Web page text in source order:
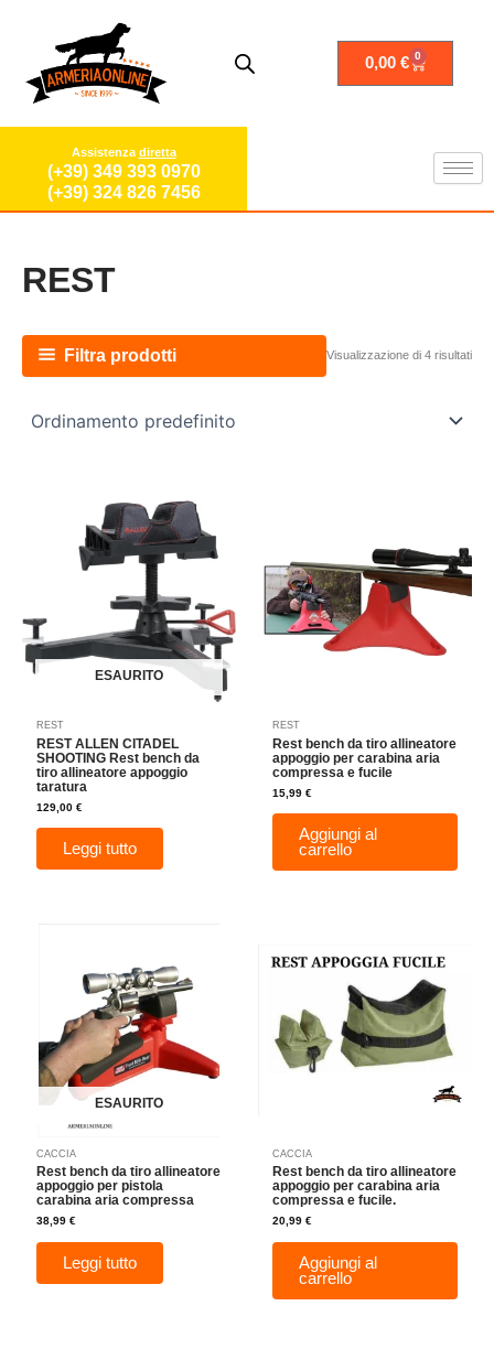
contenuto
0,00€ 0
Carrello
Assistenza diretta
(+39) 349 393 0970
(+39) 324 826 7456
REST
Filtra prodotti Visualizzazione di 4 risultati
ESAURITO
REST
REST ALLEN CITADEL
SHOOTING Rest bench da
tiro allineatore appoggio
taratura
129,00€
Leggi tutto
REST
Rest bench da tiro allineatore
appoggio per carabina aria
compressa e fucile
15,99€
Aggiungi al
carrello
ESAURITO
CACCIA
Rest bench da tiro allineatore
appoggio per pistola
carabina aria compressa
38,99€
Leggi tutto
CACCIA
Rest bench da tiro allineatore
appoggio per carabina aria
compressa e fucile.
20,99€
Aggiungi al
carrello